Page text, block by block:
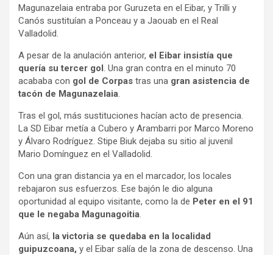
Magunazelaia entraba por Guruzeta en el Eibar, y Trilli y
Canós sustituían a Ponceau y a Jaouab en el Real
Valladolid.
A pesar de la anulación anterior, el Eibar insistía que
quería su tercer gol. Una gran contra en el minuto 70
acababa con gol de Corpas tras una gran asistencia de
tacón de Magunazelaia.
Tras el gol, más sustituciones hacían acto de presencia.
La SD Eibar metía a Cubero y Arambarri por Marco Moreno
y Álvaro Rodríguez. Stipe Biuk dejaba su sitio al juvenil
Mario Domínguez en el Valladolid.
Con una gran distancia ya en el marcador, los locales
rebajaron sus esfuerzos. Ese bajón le dio alguna
oportunidad al equipo visitante, como la de Peter en el 91
que le negaba Magunagoitia.
Aún así, la victoria se quedaba en la localidad
guipuzcoana, y el Eibar salía de la zona de descenso. Una